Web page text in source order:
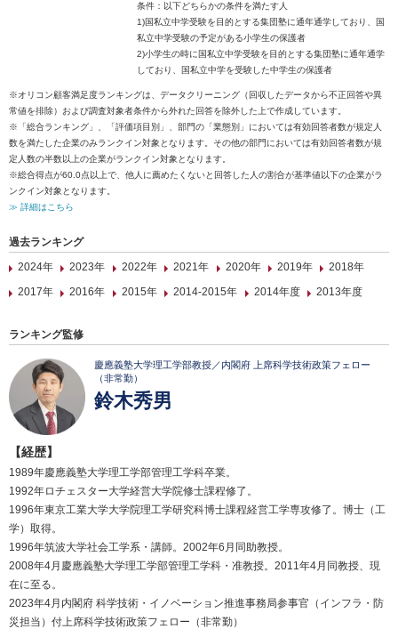
条件：以下どちらかの条件を満たす人
1)国私立中学受験を目的とする集団塾に通年通学しており、国
私立中学受験の予定がある小学生の保護者
2)小学生の時に国私立中学受験を目的とする集団塾に通年通学
しており、国私立中学を受験した中学生の保護者
※オリコン顧客満足度ランキングは、データクリーニング（回収したデータから不正回答や異
常値を排除）および調査対象者条件から外れた回答を除外した上で作成しています。
※「総合ランキング」、「評価項目別」、部門の「業態別」においては有効回答者数が規定人
数を満たした企業のみランクイン対象となります。その他の部門においては有効回答者数が規
定人数の半数以上の企業がランクイン対象となります。
※総合得点が60.0点以上で、他人に薦めたくないと回答した人の割合が基準値以下の企業がラ
ンクイン対象となります。
≫ 詳細はこちら
過去ランキング
2024年
2023年 2022年 2021年 2020年 2019年
2018年
2017年
2016年 2015年 2014-2015年 2014年度 2013年度
ランキング監修
慶應義塾大学理工学部教授／内閣府 上席科学技術政策フェロー
（非常勤）
鈴木秀男
【経歴】
1989年慶應義塾大学理工学部管理工学科卒業。
1992年ロチェスター大学経営大学院修士課程修了。
1996年東京工業大学大学院理工学研究科博士課程経営工学専攻修了。博士（工
学）取得。
1996年筑波大学社会工学系・講師。2002年6月同助教授。
2008年4月慶應義塾大学理工学部管理工学科・准教授。2011年4月同教授、現
在に至る。
2023年4月内閣府 科学技術・イノベーション推進事務局参事官（インフラ・防
災担当）付上席科学技術政策フェロー（非常勤）